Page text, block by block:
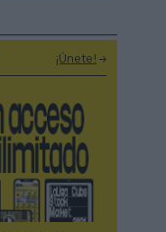
¡Únete!